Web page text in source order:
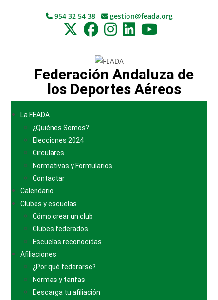
954 32 54 38 gestion@feada.org
Federación Andaluza de
los Deportes Aéreos
La FEADA
¿Quiénes Somos?
Elecciones 2024
Circulares
Normativas y Formularios
Contactar
Calendario
Clubes y escuelas
Cómo crear un club
Clubes federados
Escuelas reconocidas
Afiliaciones
¿Por qué federarse?
Normas y tarifas
Descarga tu afiliación